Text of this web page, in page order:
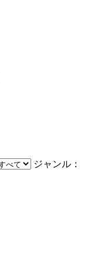
ジャンル：